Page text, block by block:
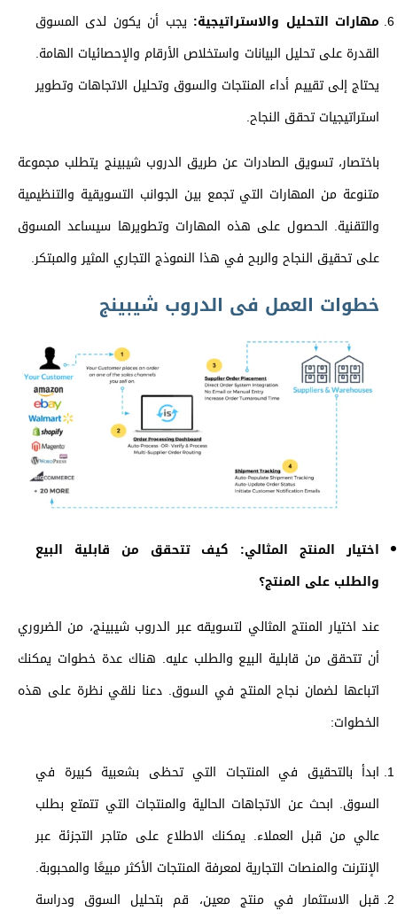
مهارات التحليل والاستراتيجية: يجب أن يكون لدى المسوق
القدرة على تحليل البيانات واستخلاص الأرقام والإحصائيات الهامة.
يحتاج إلى تقييم أداء المنتجات والسوق وتحليل الاتجاهات وتطوير
استراتيجيات تحقق النجاح.
باختصار، تسويق الصادرات عن طريق الدروب شيبينج يتطلب مجموعة
متنوعة من المهارات التي تجمع بين الجوانب التسويقية والتنظيمية
والتقنية. الحصول على هذه المهارات وتطويرها سيساعد المسوق
على تحقيق النجاح والربح في هذا النموذج التجاري المثير والمبتكر.
خطوات العمل فى الدروب شيبينج
اختيار المنتج المثالي: كيف تتحقق من قابلية البيع
والطلب على المنتج؟
عند اختيار المنتج المثالي لتسويقه عبر الدروب شيبينج، من الضروري
أن تتحقق من قابلية البيع والطلب عليه. هناك عدة خطوات يمكنك
اتباعها لضمان نجاح المنتج في السوق. دعنا نلقي نظرة على هذه
الخطوات:
ابدأ بالتحقيق في المنتجات التي تحظى بشعبية كبيرة في
السوق. ابحث عن الاتجاهات الحالية والمنتجات التي تتمتع بطلب
عالي من قبل العملاء. يمكنك الاطلاع على متاجر التجزئة عبر
الإنترنت والمنصات التجارية لمعرفة المنتجات الأكثر مبيعًا والمحبوبة.
قبل الاستثمار في منتج معين، قم بتحليل السوق ودراسة